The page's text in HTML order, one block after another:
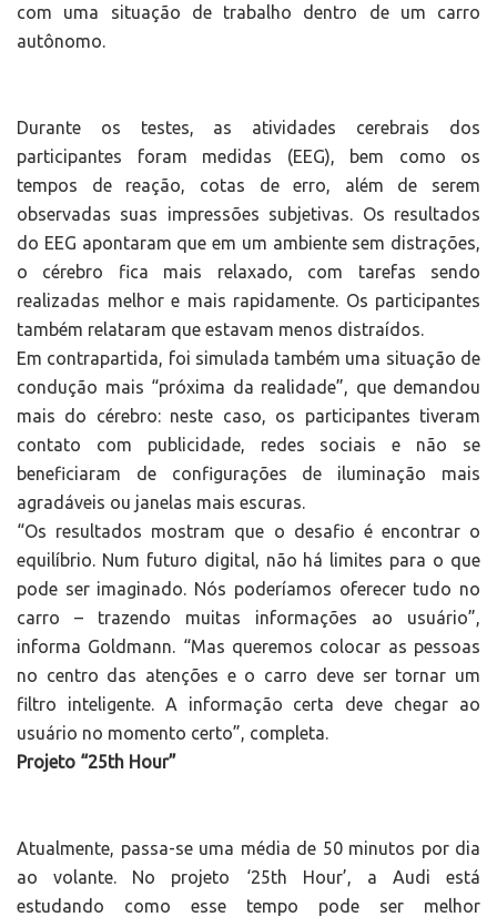
com uma situação de trabalho dentro de um carro
autônomo.
Durante os testes, as atividades cerebrais dos
participantes foram medidas (EEG), bem como os
tempos de reação, cotas de erro, além de serem
observadas suas impressões subjetivas. Os resultados
do EEG apontaram que em um ambiente sem distrações,
o cérebro fica mais relaxado, com tarefas sendo
realizadas melhor e mais rapidamente. Os participantes
também relataram que estavam menos distraídos.
Em contrapartida, foi simulada também uma situação de
condução mais “próxima da realidade”, que demandou
mais do cérebro: neste caso, os participantes tiveram
contato com publicidade, redes sociais e não se
beneficiaram de configurações de iluminação mais
agradáveis ou janelas mais escuras.
“Os resultados mostram que o desafio é encontrar o
equilíbrio. Num futuro digital, não há limites para o que
pode ser imaginado. Nós poderíamos oferecer tudo no
carro – trazendo muitas informações ao usuário”,
informa Goldmann. “Mas queremos colocar as pessoas
no centro das atenções e o carro deve ser tornar um
filtro inteligente. A informação certa deve chegar ao
usuário no momento certo”, completa.
Projeto “25th Hour”
Atualmente, passa-se uma média de 50 minutos por dia
ao volante. No projeto ‘25th Hour’, a Audi está
estudando como esse tempo pode ser melhor